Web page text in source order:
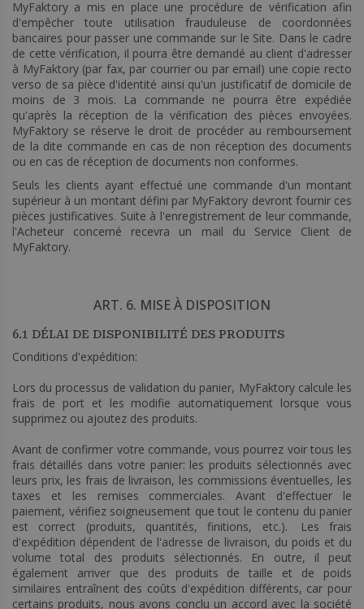
MyFaktory a mis en place une procédure de vérification afin
d'empêcher toute utilisation frauduleuse de coordonnées
bancaires pour passer une commande sur le Site. Dans le cadre
de cette vérification, il pourra être demandé au client d'adresser
à MyFaktory (par fax, par courrier ou par email) une copie recto
verso de sa pièce d'identité ainsi qu'un justificatif de domicile de
moins de 3 mois. La commande ne pourra être expédiée
qu'après la réception de la vérification des pièces envoyées.
MyFaktory se réserve le droit de procéder au remboursement
de la dite commande en cas de non réception des documents
ou en cas de réception de documents non conformes.
Seuls les clients ayant effectué une commande d'un montant
supérieur à un montant défini par MyFaktory devront fournir ces
pièces justificatives. Suite à l'enregistrement de leur commande,
l'Acheteur concerné recevra un mail du Service Client de
MyFaktory.
ART. 6. MISE À DISPOSITION
6.1 DÉLAI DE DISPONIBILITÉ DES PRODUITS
Conditions d'expédition:
Lors du processus de validation du panier, MyFaktory calcule les
frais de port et les modifie automatiquement lorsque vous
supprimez ou ajoutez des produits.
Avant de confirmer votre commande, vous pourrez voir tous les
frais détaillés dans votre panier: les produits sélectionnés avec
leurs prix, les frais de livraison, les commissions éventuelles, les
taxes et les remises commerciales. Avant d'effectuer le
paiement, vérifiez soigneusement que tout le contenu du panier
est correct (produits, quantités, finitions, etc.). Les frais
d'expédition dépendent de l'adresse de livraison, du poids et du
volume total des produits sélectionnés. En outre, il peut
également arriver que des produits de taille et de poids
similaires entraînent des coûts d'expédition différents, car pour
certains produits, nous avons conclu un accord avec la société